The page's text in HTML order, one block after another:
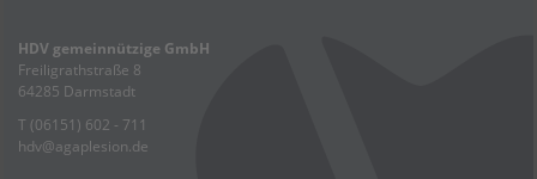
HDV gemeinnützige GmbH
Freiligrathstraße 8
64285 Darmstadt
T (06151) 602 - 711
hdv@agaplesion.de